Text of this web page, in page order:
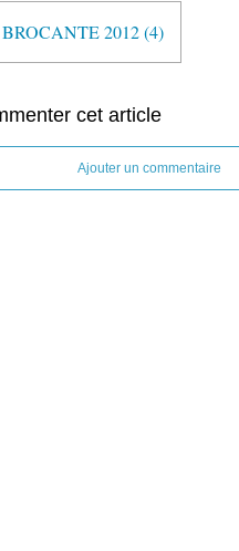
BROCANTE 2012 (4)
cet article
Ajouter un commentaire